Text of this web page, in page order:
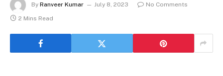
By Ranveer Kumar July 8, 2023
No Comments
2 Mins Read